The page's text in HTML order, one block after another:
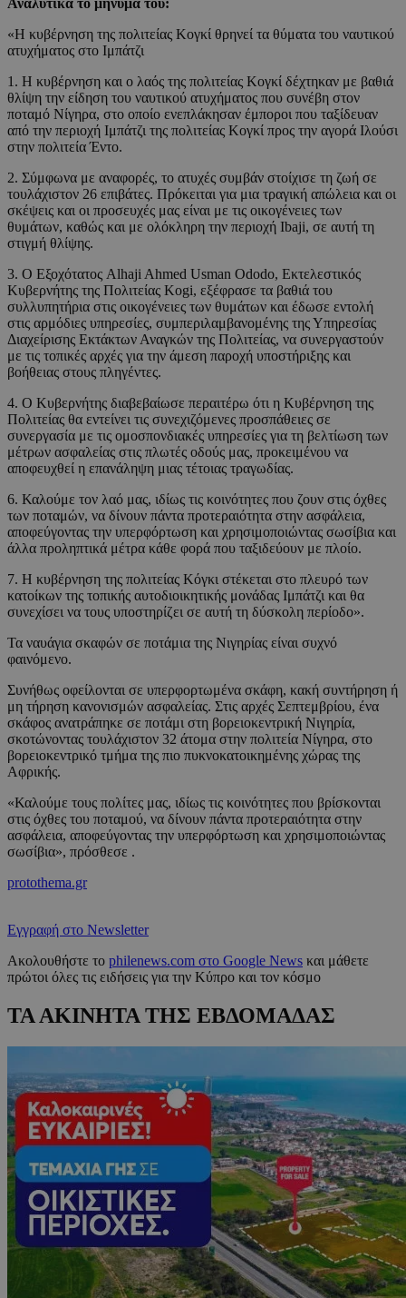
Αναλυτικά το μήνυμά του:
«Η κυβέρνηση της πολιτείας Κογκί θρηνεί τα θύματα του ναυτικού
ατυχήματος στο Ιμπάτζι
1. Η κυβέρνηση και ο λαός της πολιτείας Κογκί δέχτηκαν με βαθιά
θλίψη την είδηση του ναυτικού ατυχήματος που συνέβη στον
ποταμό Νίγηρα, στο οποίο ενεπλάκησαν έμποροι που ταξίδευαν
από την περιοχή Ιμπάτζι της πολιτείας Κογκί προς την αγορά Ιλούσι
στην πολιτεία Έντο.
2. Σύμφωνα με αναφορές, το ατυχές συμβάν στοίχισε τη ζωή σε
τουλάχιστον 26 επιβάτες. Πρόκειται για μια τραγική απώλεια και οι
σκέψεις και οι προσευχές μας είναι με τις οικογένειες των
θυμάτων, καθώς και με ολόκληρη την περιοχή Ibaji, σε αυτή τη
στιγμή θλίψης.
3. Ο Εξοχότατος Alhaji Ahmed Usman Ododo, Εκτελεστικός
Κυβερνήτης της Πολιτείας Kogi, εξέφρασε τα βαθιά του
συλλυπητήρια στις οικογένειες των θυμάτων και έδωσε εντολή
στις αρμόδιες υπηρεσίες, συμπεριλαμβανομένης της Υπηρεσίας
Διαχείρισης Εκτάκτων Αναγκών της Πολιτείας, να συνεργαστούν
με τις τοπικές αρχές για την άμεση παροχή υποστήριξης και
βοήθειας στους πληγέντες.
4. Ο Κυβερνήτης διαβεβαίωσε περαιτέρω ότι η Κυβέρνηση της
Πολιτείας θα εντείνει τις συνεχιζόμενες προσπάθειες σε
συνεργασία με τις ομοσπονδιακές υπηρεσίες για τη βελτίωση των
μέτρων ασφαλείας στις πλωτές οδούς μας, προκειμένου να
αποφευχθεί η επανάληψη μιας τέτοιας τραγωδίας.
6. Καλούμε τον λαό μας, ιδίως τις κοινότητες που ζουν στις όχθες
των ποταμών, να δίνουν πάντα προτεραιότητα στην ασφάλεια,
αποφεύγοντας την υπερφόρτωση και χρησιμοποιώντας σωσίβια και
άλλα προληπτικά μέτρα κάθε φορά που ταξιδεύουν με πλοίο.
7. Η κυβέρνηση της πολιτείας Κόγκι στέκεται στο πλευρό των
κατοίκων της τοπικής αυτοδιοικητικής μονάδας Ιμπάτζι και θα
συνεχίσει να τους υποστηρίζει σε αυτή τη δύσκολη περίοδο».
Τα ναυάγια σκαφών σε ποτάμια της Νιγηρίας είναι συχνό
φαινόμενο.
Συνήθως οφείλονται σε υπερφορτωμένα σκάφη, κακή συντήρηση ή
μη τήρηση κανονισμών ασφαλείας. Στις αρχές Σεπτεμβρίου, ένα
σκάφος ανατράπηκε σε ποτάμι στη βορειοκεντρική Νιγηρία,
σκοτώνοντας τουλάχιστον 32 άτομα στην πολιτεία Νίγηρα, στο
βορειοκεντρικό τμήμα της πιο πυκνοκατοικημένης χώρας της
Αφρικής.
«Καλούμε τους πολίτες μας, ιδίως τις κοινότητες που βρίσκονται
στις όχθες του ποταμού, να δίνουν πάντα προτεραιότητα στην
ασφάλεια, αποφεύγοντας την υπερφόρτωση και χρησιμοποιώντας
σωσίβια», πρόσθεσε .
protothema.gr
Εγγραφή στο Newsletter
Ακολουθήστε το philenews.com στο Google News και μάθετε
πρώτοι όλες τις ειδήσεις για την Κύπρο και τον κόσμο
ΤΑ ΑΚΙΝΗΤΑ ΤΗΣ ΕΒΔΟΜΑΔΑΣ